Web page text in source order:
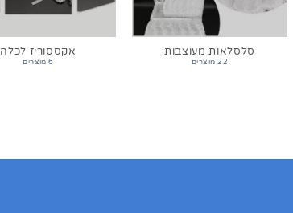
סלסלאות מעוצבות
22 מוצרים
אקססוריז לכלה
6 מוצרים